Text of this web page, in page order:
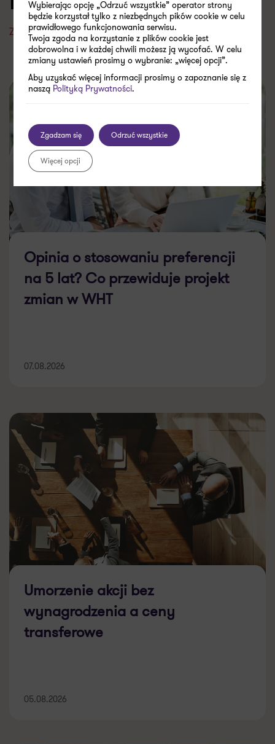
Zobacz wszystkie
Opinia o stosowaniu preferencji
na 5 lat? Co przewiduje projekt
zmian w WHT
07.08.2026
Umorzenie akcji bez
wynagrodzenia a ceny
transferowe
05.08.2026
Wybierając opcję „Odrzuć wszystkie” operator strony
będzie korzystał tylko z niezbędnych pików cookie w celu
prawidłowego funkcjonowania serwisu.
Twoja zgoda na korzystanie z plików cookie jest
dobrowolna i w każdej chwili możesz ją wycofać. W celu
zmiany ustawień prosimy o wybranie: „więcej opcji”.
Aby uzyskać więcej informacji prosimy o zapoznanie się z
naszą Polityką Prywatności.
Zgadzam się Odrzuć wszystkie
Więcej opcji